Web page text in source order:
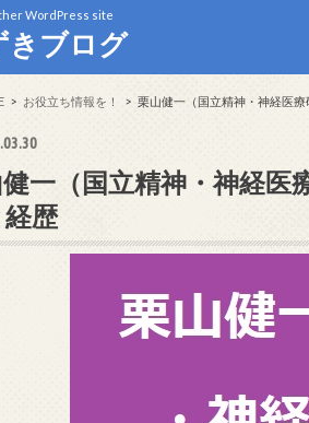
WordPress site
きブログ
お役立ち情報を！ 栗山健一（国立精神・神経医
一（国立精神・神経
歴